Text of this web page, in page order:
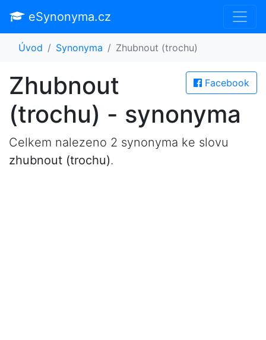
eSynonyma.cz
Úvod Synonyma Zhubnout (trochu)
Facebook
Zhubnout
(trochu) - synonyma
Celkem nalezeno 2 synonyma ke slovu
zhubnout (trochu).